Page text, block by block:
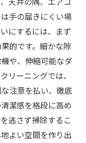
手の届きにくい場
にするには、まず
的です。細かな隙
や、伸縮可能なダ
リーニングでは、
注意を払い、徹底
潔感を格段に高め
逃さず掃除するこ
よい空間を作り出